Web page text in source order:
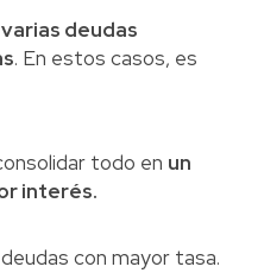
varias deudas
. En estos casos, es
todo en un
interés.
con mayor tasa.